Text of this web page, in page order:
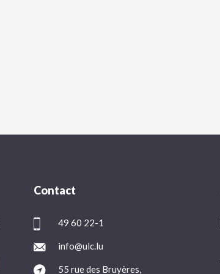
Contact
49 60 22-1
info@ulc.lu
55 rue des Bruyères,